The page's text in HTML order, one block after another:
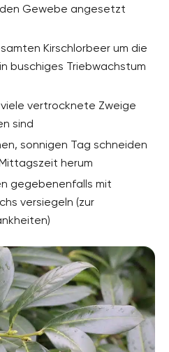
Gewebe angesetzt
Kirschlorbeer um die
buschiges Triebwachstum
vertrocknete Zweige
sind
sonnigen Tag schneiden
herum
gegebenenfalls mit
versiegeln (zur